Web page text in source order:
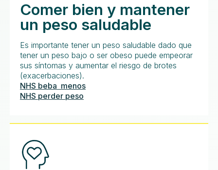
Comer bien y mantener
un peso saludable
Es importante tener un peso saludable dado que
tener un peso bajo o ser obeso puede empeorar
sus síntomas y aumentar el riesgo de brotes
(exacerbaciones).
NHS beba menos
NHS perder peso